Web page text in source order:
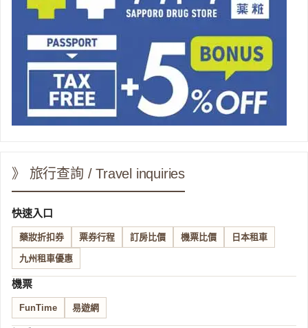
》 旅行查詢 / Travel inquiries
快速入口
藥妝折扣券 票券行程 訂房比價 機票比價 日本租車
九州租車優惠
機票
FunTime 易遊網